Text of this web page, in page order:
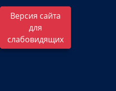
Версия сайта
для
слабовидящих